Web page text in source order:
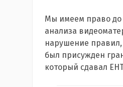
Мы имеем право до
анализа
нарушение правил,
был присужден
который сдавал